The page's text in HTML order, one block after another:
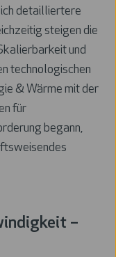
detailliertere
steigen die
und
technologischen
& Wärme mit der
für
begann,
–